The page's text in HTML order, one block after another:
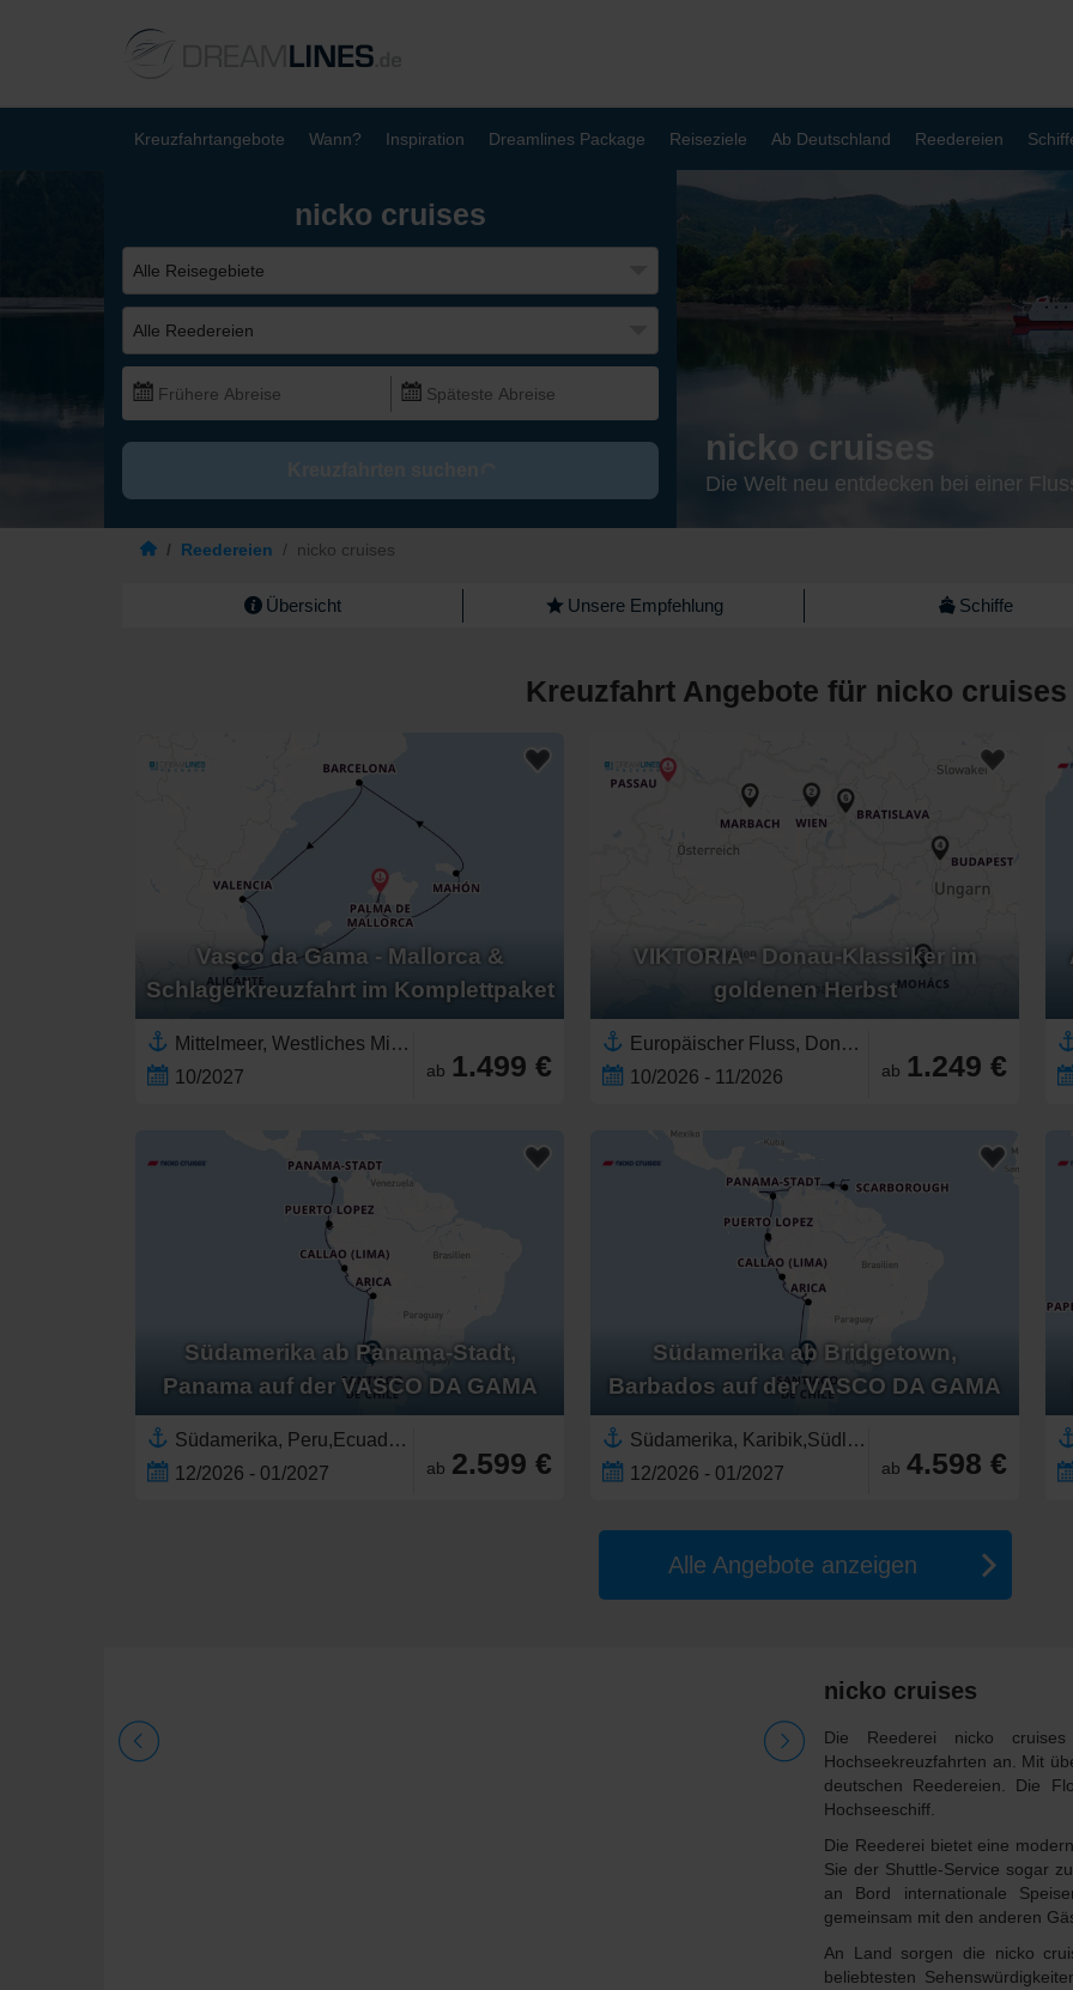
Kreuzfahrtangebote Wann? Inspiration Dreamlines Package Reiseziele Ab Deutschland Reedereien
nicko cruises
Alle Reisegebiete
Alle Reedereien
nicko cruises
Die Welt neu entdecken bei einer
/ Reedereien / nicko cruises
Übersicht Unsere Empfehlung Schiffe
Kreuzfahrt Angebote für nicko cruises
Vasco da Gama - Mallorca &
Schlagerkreuzfahrt im Komplettpaket
Mittelmeer, Westliches Mittelmeer,Europa,Southern Europe,Spanien,Balearen,Valencia,Katalonien,Menorca,Mallorca,Costa Blanca
10/2027
ab 1.499 €
VIKTORIA - Donau-Klassiker im
goldenen Herbst
Europäischer Fluss, Donau,Europa,Osteuropa,Ungarn,Westeuropa,Österreich,Slowakei,Deutschland
10/2026 - 11/2026
ab 1.249 €
Südamerika ab Panama-Stadt,
Panama auf der VASCO DA GAMA
Südamerika, Peru,Ecuador,Chile,Mittelamerika,Panama
12/2026 - 01/2027
ab 2.599 €
Südamerika ab Bridgetown,
Barbados auf der VASCO DA GAMA
Südamerika, Karibik,Südliche Karibik,Peru,Ecuador,Mittelamerika,Chile,Trinidad und Tobago,Niederländische Antillen,Panama,Kolumbien,Saint Vincent und die Grenadinen,Aruba,Costa Rica,Barbados,Curaçao,Grenada
12/2026 - 01/2027
ab 4.598 €
Alle Angebote anzeigen
nicko cruises
Die Reederei nicko
Hochseekreuzfahrten an. Mit
deutschen Reedereien. Die
Hochseeschiff.
Die Reederei bietet eine
Sie der Shuttle-Service sogar
an Bord internationale
gemeinsam mit den anderen
An Land sorgen die nicko
beliebtesten